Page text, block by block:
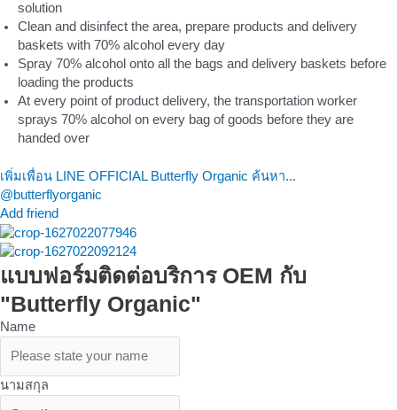
solution
Clean and disinfect the area, prepare products and delivery
baskets with 70% alcohol every day
Spray 70% alcohol onto all the bags and delivery baskets before
loading the products
At every point of product delivery, the transportation worker
sprays 70% alcohol on every bag of goods before they are
handed over
เพิ่มเพื่อน LINE OFFICIAL Butterfly Organic ค้นหา...
@butterflyorganic
Add friend
แบบฟอร์มติดต่อบริการ OEM กับ
"Butterfly Organic"
Name
นามสกุล